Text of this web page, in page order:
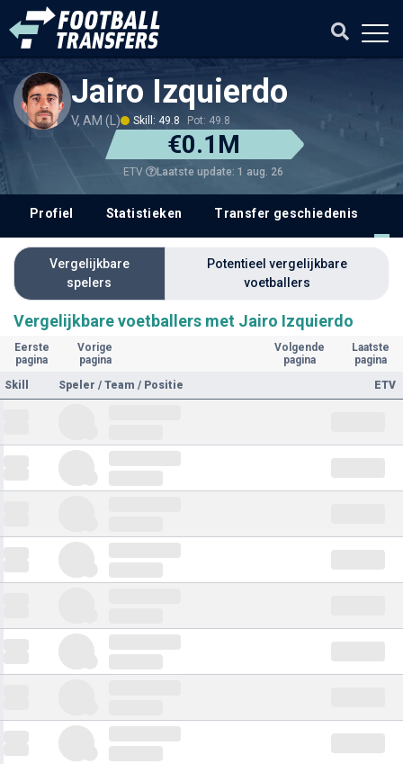
Jairo Izquierdo
V, AM (L) Skill: 49.8 Pot: 49.8
€0.1M
ETV Laatste update: 1 aug. 26
Profiel Statistieken Transfer geschiedenis
Vergelijkbare
spelers
Potentieel vergelijkbare
voetballers
Vergelijkbare voetballers met Jairo Izquierdo
Eerste
pagina
Vorige
pagina
Volgende
pagina
Laatste
pagina
Skill
Speler / Team / Positie ETV